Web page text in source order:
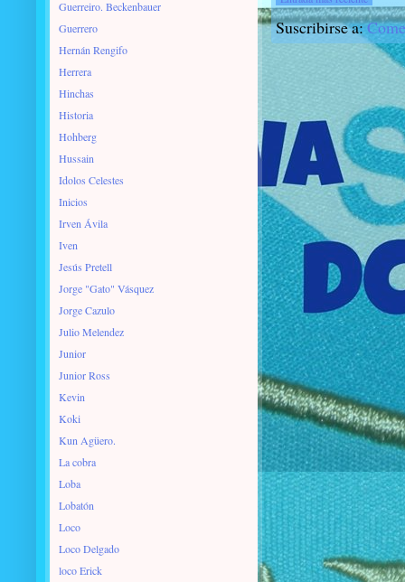
Suscribirse a:
Guerreiro. Beckenbauer
Guerrero
Hernán Rengifo
Herrera
Hinchas
Historia
Hohberg
Hussain
Idolos Celestes
Inicios
Irven Ávila
Iven
Jesús Pretell
Jorge "Gato" Vásquez
Jorge Cazulo
Julio Melendez
Junior
Junior Ross
Kevin
Koki
Kun Agüero.
La cobra
Loba
Lobatón
Loco
Loco Delgado
loco Erick